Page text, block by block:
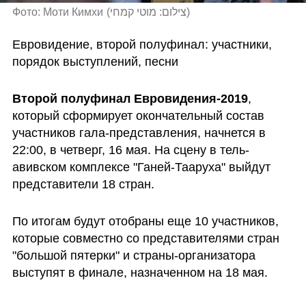
Фото: Моти Кимхи (צילום: מוטי קמחי)
Евровидение, второй полуфинал: участники,
порядок выступлений, песни
Второй полуфинал Евровидения-2019,
который сформирует окончательный состав
участников гала-представления, начнется в
22:00, в четверг, 16 мая. На сцену в тель-
авивском комплексе "Ганей-Тааруха" выйдут
представители 18 стран.
По итогам будут отобраны еще 10 участников,
которые совместно со представителями стран
"большой пятерки" и страны-организатора
выступят в финале, назначенном на 18 мая.